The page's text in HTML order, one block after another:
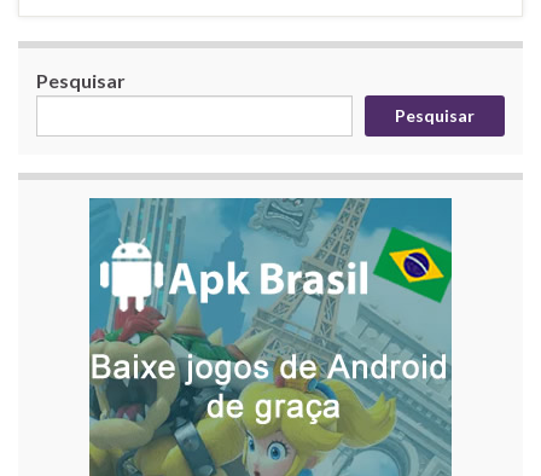
Pesquisar
Pesquisar